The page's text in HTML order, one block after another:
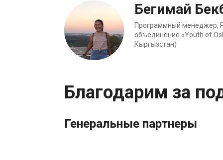
Бегимай
Программный менеджер,
объединение «Youth of
Кыргызстан)
Благодарим за
Генеральные партнеры